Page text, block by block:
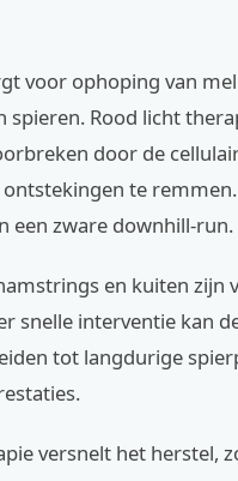
voor ophoping van
spieren. Rood licht
door de
te
een zware downhill-run.
en kuiten zijn
snelle interventie kan
tot langdurige
versnelt het herstel,